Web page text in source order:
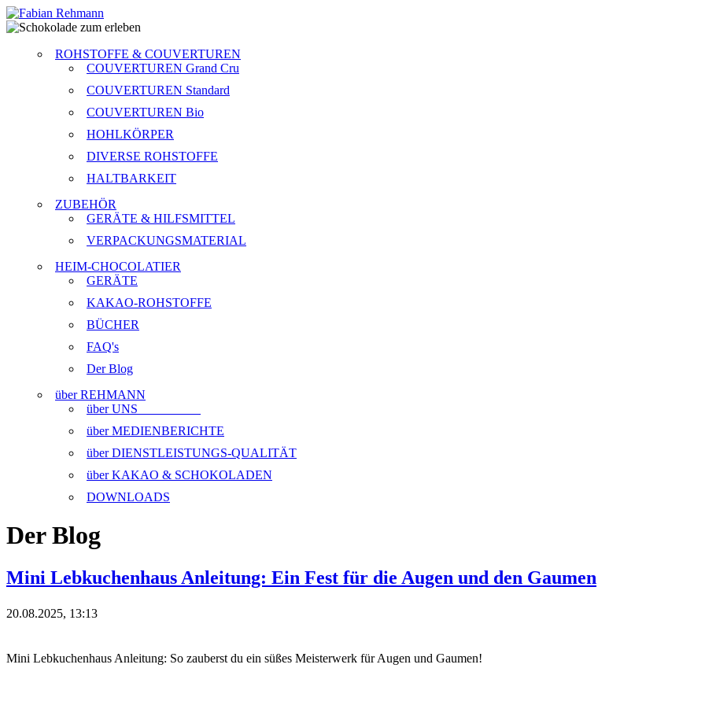
ROHSTOFFE & COUVERTUREN
COUVERTUREN Grand Cru
COUVERTUREN Standard
COUVERTUREN Bio
HOHLKÖRPER
DIVERSE ROHSTOFFE
HALTBARKEIT
ZUBEHÖR
GERÄTE & HILFSMITTEL
VERPACKUNGSMATERIAL
HEIM-CHOCOLATIER
GERÄTE
KAKAO-ROHSTOFFE
BÜCHER
FAQ's
Der Blog
über REHMANN
über UNS
über MEDIENBERICHTE
über DIENSTLEISTUNGS-QUALITÄT
über KAKAO & SCHOKOLADEN
DOWNLOADS
Der Blog
Mini Lebkuchenhaus Anleitung: Ein Fest für die Augen und den Gaumen
20.08.2025, 13:13
Mini Lebkuchenhaus Anleitung: So zauberst du ein süßes Meisterwerk für Augen und Gaumen!